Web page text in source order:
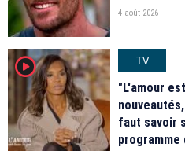
4 août 2026
player2
TV
"L'amour
faut savoir
programme